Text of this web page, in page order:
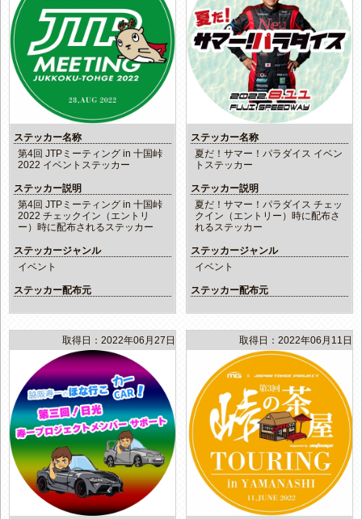
ステッカー名称
第4回 JTPミーティング in 十国峠
2022 イベントステッカー
ステッカー説明
第4回 JTPミーティング in 十国峠
2022 チェックイン（エントリ
ー）時に配布されるステッカー
ステッカージャンル
イベント
ステッカー配布元
ステッカー名称
夏だ！サマー！パラダイス イベン
トステッカー
ステッカー説明
夏だ！サマー！パラダイス チェッ
クイン（エントリー）時に配布さ
れるステッカー
ステッカージャンル
イベント
ステッカー配布元
取得日：2022年06月27日 取得日：2022年06月11日